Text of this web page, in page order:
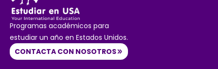
Programas académicos para
estudiar un año en Estados Unidos.
CONTACTA CON NOSOTROS